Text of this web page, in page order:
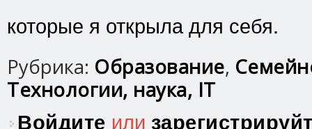
которые я открыла для себя.
Рубрика: Образование,
Технологии, наука, IT
Войдите или